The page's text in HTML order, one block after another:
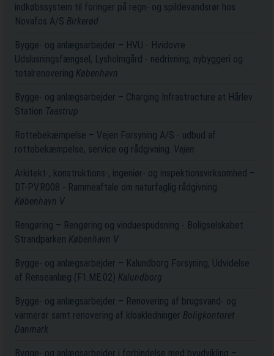
indkøbssystem til foringer på regn- og spildevandsrør hos
Novafos A/S Birkerød
Bygge- og anlægsarbejder – HVU - Hvidovre
Udslusningsfængsel, Lysholmgård - nedrivning, nybyggeri og
totalrenovering København
Bygge- og anlægsarbejder – Charging Infrastructure at Hårlev
Station Taastrup
Rottebekæmpelse – Vejen Forsyning A/S - udbud af
rottebekæmpelse, service og rådgivning. Vejen
Arkitekt-, konstruktions-, ingeniør- og inspektionsvirksomhed –
DT-PV.R008 - Rammeaftale om naturfaglig rådgivning
København V
Rengøring – Rengøring og vinduespudsning - Boligselskabet
Strandparken København V
Bygge- og anlægsarbejder – Kalundborg Forsyning, Udvidelse
af Renseanlæg (F1.ME.02) Kalundborg
Bygge- og anlægsarbejder – Renovering af brugsvand- og
varmerør samt renovering af kloakledninger Boligkontoret
Danmark
Bygge- og anlægsarbejder i forbindelse med byudvikling –